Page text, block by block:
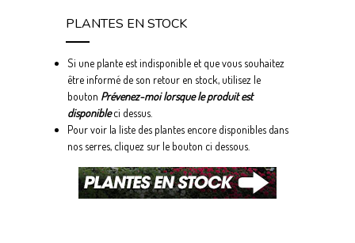
PLANTES EN STOCK
Si une plante est indisponible et que vous souhaitez
être informé de son retour en stock, utilisez le
bouton Prévenez-moi lorsque le produit est
disponibleci dessus.
Pour voir la liste des plantes encore disponibles dans
nos serres, cliquez sur le bouton ci dessous.